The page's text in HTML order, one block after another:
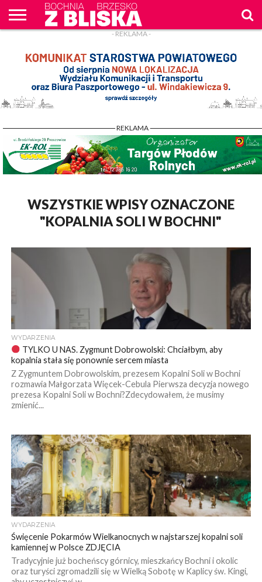
WPROST
REKLAM
- REKLAMA -
- REKLAMA -
WSZYSTKIE WPISY OZNACZONE
"KOPALNIA SOLI W BOCHNI"
WYDARZENIA
TYLKO U NAS. Zygmunt Dobrowolski: Chciałbym, aby
kopalnia stała się ponownie sercem miasta
Z Zygmuntem Dobrowolskim, prezesem Kopalni Soli w Bochni
rozmawia Małgorzata Więcek-Cebula Pierwsza decyzja nowego
prezesa Kopalni Soli w Bochni?Zdecydowałem, że musimy
zmienić...
WYDARZENIA
Święcenie Pokarmów Wielkanocnych w najstarszej kopalni soli
kamiennej w Polsce ZDJĘCIA
Tradycyjnie już bocheńscy górnicy, mieszkańcy Bochni i okolic
oraz turyści zgromadzili się w Wielką Sobotę w Kaplicy św. Kingi,